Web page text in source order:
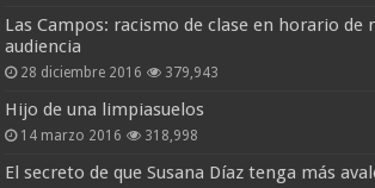
Las Campos: racismo de clase en horario de
audiencia
28 diciembre 2016 379,943
Hijo de una limpiasuelos
14 marzo 2016 318,998
El secreto de que Susana Díaz tenga más